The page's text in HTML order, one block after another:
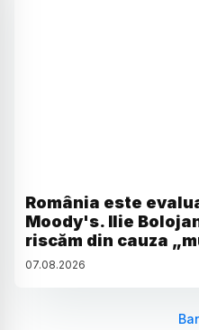
România este
Moody's. Ilie
riscăm din cauza
07.08.2026